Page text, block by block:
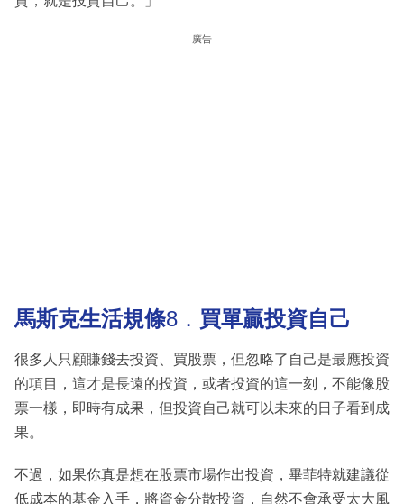
廣告
馬斯克生活規條8． 買單贏投資自己
很多人只顧賺錢去投資、買股票，但忽略了自己是最應投資
的項目，這才是長遠的投資，或者投資的這一刻，不能像股
票一樣，即時有成果，但投資自己就可以未來的日子看到成
果。
不過，如果你真是想在股票市場作出投資，畢菲特就建議從
低成本的基金入手，將資金分散投資，自然不會承受太大風